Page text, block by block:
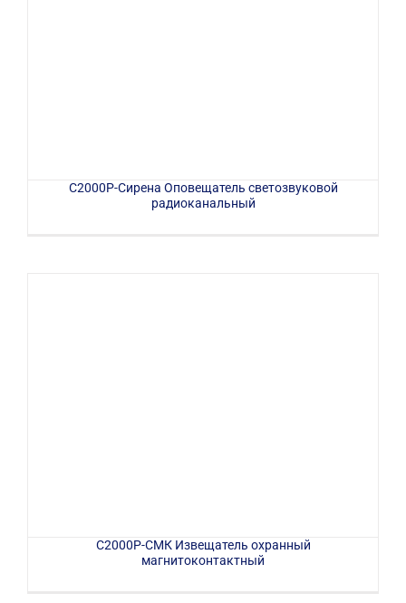
С2000Р-Сирена Оповещатель светозвуковой
радиоканальный
С2000Р-СМК Извещатель охранный
магнитоконтактный